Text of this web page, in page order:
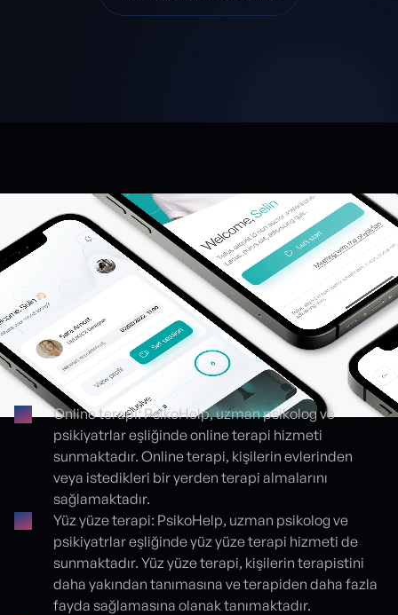
Proje detayları
Online terapi: PsikoHelp, uzman psikolog ve
psikiyatrlar eşliğinde online terapi hizmeti
sunmaktadır. Online terapi, kişilerin evlerinden
veya istedikleri bir yerden terapi almalarını
sağlamaktadır.
Yüz yüze terapi: PsikoHelp, uzman psikolog ve
psikiyatrlar eşliğinde yüz yüze terapi hizmeti de
sunmaktadır. Yüz yüze terapi, kişilerin terapistini
daha yakından tanımasına ve terapiden daha fazla
fayda sağlamasına olanak tanımaktadır.